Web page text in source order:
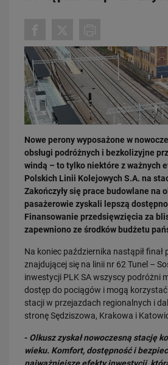
Nowe perony wyposażone w
obsługi podróżnych i bezkolizyjne
windą – to tylko niektóre z ważnych
Polskich Linii Kolejowych S.A. na
Zakończyły się prace budowlane na
pasażerowie zyskali lepszą
Finansowanie przedsięwzięcia za
zapewniono ze środków budżetu
Na koniec października nastąpił finał
znajdującej się na linii nr 62 Tunel –
inwestycji PLK SA wszyscy podróżni
dostęp do pociągów i mogą
stacji w przejazdach regionalnych i
stronę Sędziszowa, Krakowa i
- Olkusz zyskał nowoczesną stację
wieku. Komfort, dostępność i
Budujemy nowoczesną kolej na Kaszubach
PRZECZYTAJ
03.08.2026
Dzięki KPO kolej zmieniła Limanową
PRZECZYTAJ
31.07.2026
Dobre zmiany dla mieszkańców Katowic.